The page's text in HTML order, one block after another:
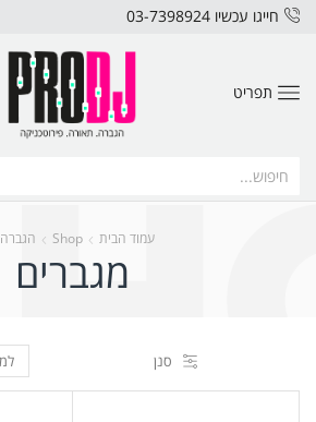
חייגו עכשיו 03-7398924
תפריט
עמוד הבית Shop הגברה
מגברים
סנן